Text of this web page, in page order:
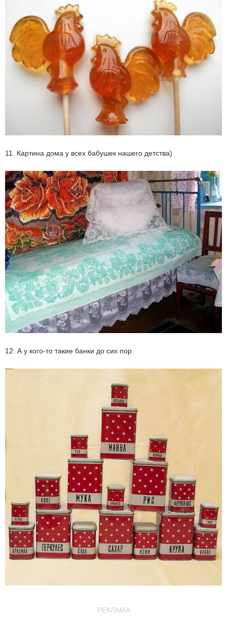
11. Картина дома у всех бабушек нашего детства)
12. А у кого-то такие банки до сих пор
РЕКЛАМА